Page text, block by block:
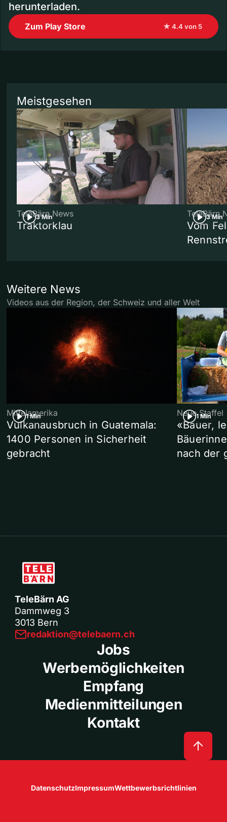
herunterladen.
Zum Play Store ★ 4.4 von 5
Meistgesehen
3 Min
TeleBärn News
Traktorklau
3 Min
TeleBärn
Vom
Weitere News
Videos aus der Region, der Schweiz und aller Welt
1 Min
Mittelamerika
Vulkanausbruch in Guatemala:
1400 Personen in Sicherheit
gebracht
1 Min
Neue Staffel
«Bauer,
nach der
TeleBärn AG
Dammweg 3
3013 Bern
redaktion@telebaern.ch
Jobs
Werbemöglichkeiten
Empfang
Medienmitteilungen
Kontakt
DatenschutzImpressumWettbewerbsrichtlinien